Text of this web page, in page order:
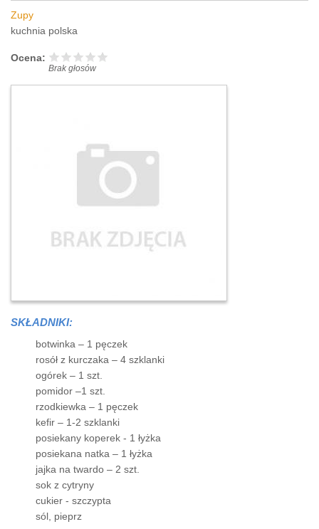
Zupy
kuchnia polska
Ocena:
Brak głosów
SKŁADNIKI:
botwinka – 1 pęczek
rosół z kurczaka – 4 szklanki
ogórek – 1 szt.
pomidor –1 szt.
rzodkiewka – 1 pęczek
kefir – 1-2 szklanki
posiekany koperek - 1 łyżka
posiekana natka – 1 łyżka
jajka na twardo – 2 szt.
sok z cytryny
cukier - szczypta
sól, pieprz